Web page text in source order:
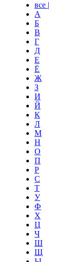
все |
А
Б
В
Г
Д
Е
Ё
Ж
З
И
Й
К
Л
М
Н
О
П
Р
С
Т
У
Ф
Х
Ц
Ч
Ш
Щ